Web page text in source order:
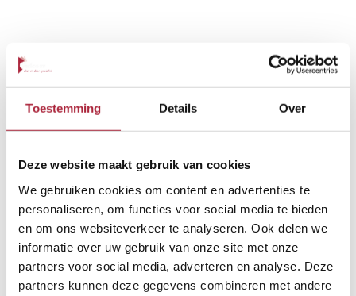
Toestemming Details Over
Deze website maakt gebruik van cookies
We gebruiken cookies om content en advertenties te
personaliseren, om functies voor social media te bieden
en om ons websiteverkeer te analyseren. Ook delen we
informatie over uw gebruik van onze site met onze
partners voor social media, adverteren en analyse. Deze
partners kunnen deze gegevens combineren met andere